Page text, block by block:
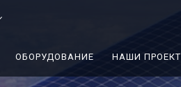
ОБОРУДОВАНИЕ НАШИ